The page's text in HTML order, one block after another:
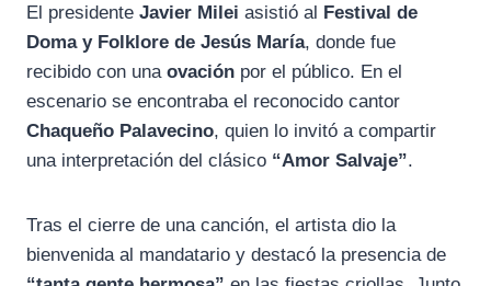
c
e
b
o
l
e
g
a
a
t
s
El presidente Javier Milei asistió al Festival de
Doma y Folklore de Jesús María, donde fue
recibido con una ovación por el público. En el
escenario se encontraba el reconocido cantor
Chaqueño Palavecino, quien lo invitó a compartir
una interpretación del clásico “Amor Salvaje”.
Tras el cierre de una canción, el artista dio la
bienvenida al mandatario y destacó la presencia de